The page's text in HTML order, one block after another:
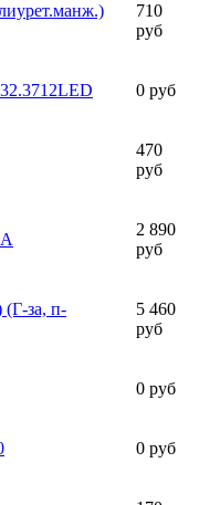
710
руб
0 руб
470
руб
2 890
руб
за, п-
5 460
руб
0 руб
0 руб